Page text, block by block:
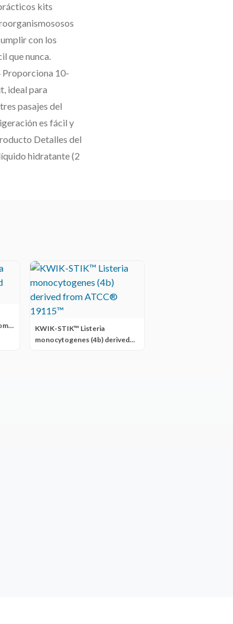
kits
con los
que nunca.
Proporciona 10-
ideal para
pasajes del
es fácil y
Detalles del
hidratante (2
KWIK-STIK™ Listeria
monocytogenes (4b) derived